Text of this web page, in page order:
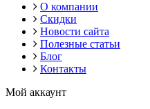
О компании
Скидки
Новости сайта
Полезные статьи
Блог
Контакты
Мой аккаунт